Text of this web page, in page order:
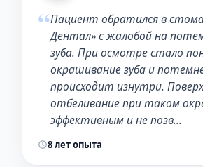
“Пациент обратился в
Дентал» с жалобой на
зуба. При осмотре стало
окрашивание зуба и
происходит изнутри.
отбеливание при таком
эффективным и не позв…
8 лет опыта